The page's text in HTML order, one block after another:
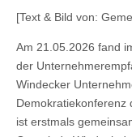
[Text & Bild von:
Am 21.05.2026 fand
der
Windecker
Demokratiekonferenz
ist erstmals